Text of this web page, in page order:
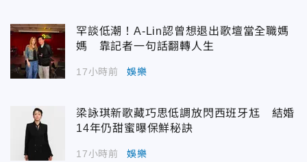
罕談低潮！A-Lin認曾想退出歌壇當全職媽
媽 靠記者一句話翻轉人生
17小時前 娛樂
梁詠琪新歌藏巧思低調放閃西班牙尪 結婚
14年仍甜蜜曝保鮮秘訣
17小時前 娛樂